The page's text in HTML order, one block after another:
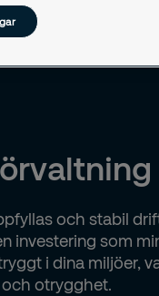
och stabil
investering som
i dina
och otrygghet.